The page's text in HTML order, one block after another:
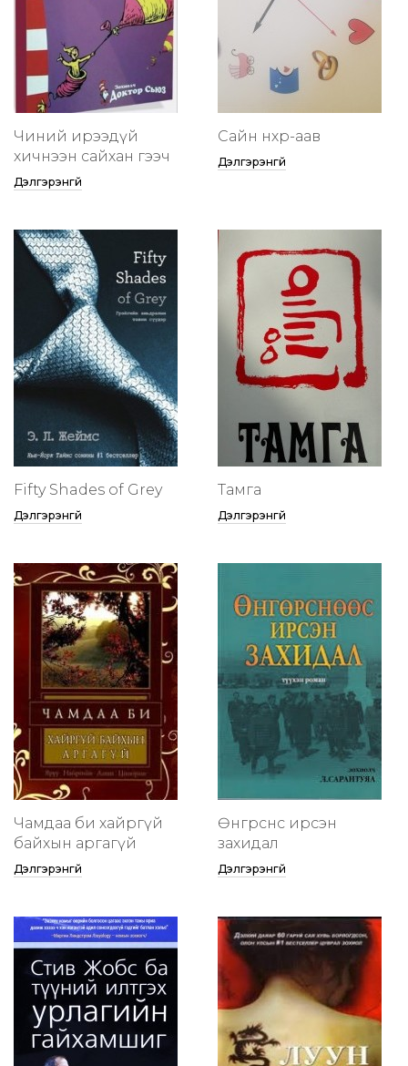
Чиний ирээдүй
хичнээн сайхан гээч
Дэлгэрэнгүй
Сайн нөхөр-аав
Дэлгэрэнгүй
Fifty Shades of Grey
Дэлгэрэнгүй
Тамга
Дэлгэрэнгүй
Чамдаа би хайргүй
байхын аргагүй
Дэлгэрэнгүй
Өнгөрснөөс ирсэн
захидал
Дэлгэрэнгүй